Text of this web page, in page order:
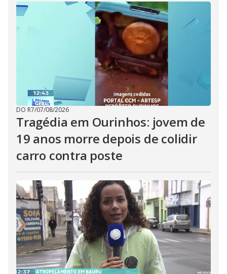
DO R7/07/08/2026
Tragédia em Ourinhos: jovem de
19 anos morre depois de colidir
carro contra poste